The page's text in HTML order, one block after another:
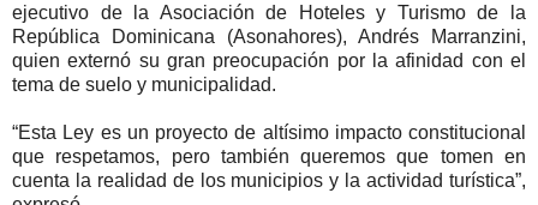
ejecutivo de la Asociación de Hoteles y Turismo de la
República Dominicana (Asonahores), Andrés Marranzini,
quien externó su gran preocupación por la afinidad con el
tema de suelo y municipalidad.
“Esta Ley es un proyecto de altísimo impacto constitucional
que respetamos, pero también queremos que tomen en
cuenta la realidad de los municipios y la actividad turística”,